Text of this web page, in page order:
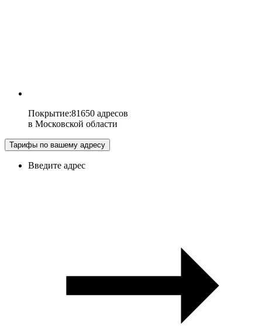
Покрытие:81650 адресов
в Московской области
Тарифы по вашему адресу
Введите адрес